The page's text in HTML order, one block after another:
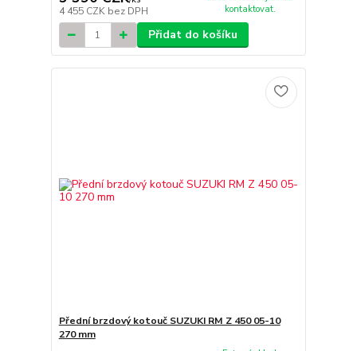
4 455 CZK bez DPH
kontaktovat.
Přidat do košíku
Přední brzdový kotouč SUZUKI RM Z 450 05-10
270 mm